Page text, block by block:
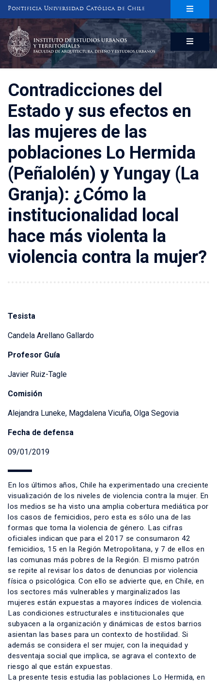
Pontificia Universidad Católica de Chile
INSTITUTO DE ESTUDIOS URBANOS
Y TERRITORIALES
FACULTAD DE ARQUITECTURA, DISEÑO Y ESTUDIOS URBANOS
Contradicciones del
Estado y sus efectos en
las mujeres de las
poblaciones Lo Hermida
(Peñalolén) y Yungay (La
Granja): ¿Cómo la
institucionalidad local
hace más violenta la
violencia contra la mujer?
Tesista
Candela Arellano Gallardo
Profesor Guía
Javier Ruiz-Tagle
Comisión
Alejandra Luneke, Magdalena Vicuña, Olga Segovia
Fecha de defensa
09/01/2019
En los últimos años, Chile ha experimentado una creciente
visualización de los niveles de violencia contra la mujer. En
los medios se ha visto una amplia cobertura mediática por
los casos de femicidios, pero esta es sólo una de las
formas que toma la violencia de género. Las cifras
oficiales indican que para el 2017 se consumaron 42
femicidios, 15 en la Región Metropolitana, y 7 de ellos en
las comunas más pobres de la Región. El mismo patrón
se repite al revisar los datos de denuncias por violencia
física o psicológica. Con ello se advierte que, en Chile, en
los sectores más vulnerables y marginalizados las
mujeres están expuestas a mayores índices de violencia.
Las condiciones estructurales e institucionales que
subyacen a la organización y dinámicas de estos barrios
asientan las bases para un contexto de hostilidad. Si
además se considera el ser mujer, con la inequidad y
desventaja social que implica, se agrava el contexto de
riesgo al que están expuestas.
La presente tesis estudia las poblaciones Lo Hermida, en